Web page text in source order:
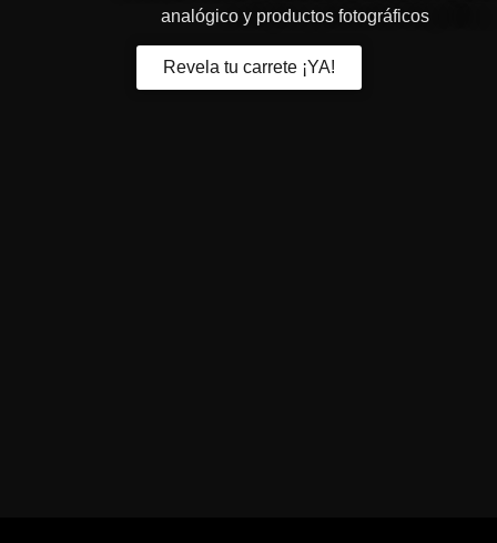
analógico y productos fotográficos
Revela tu carrete ¡YA!